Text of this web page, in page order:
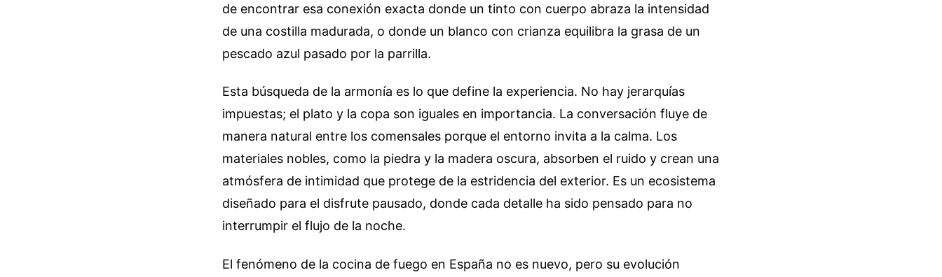
de encontrar esa conexión exacta donde un tinto con cuerpo abraza la intensidad
de una costilla madurada, o donde un blanco con crianza equilibra la grasa de un
pescado azul pasado por la parrilla.
Esta búsqueda de la armonía es lo que define la experiencia. No hay jerarquías
impuestas; el plato y la copa son iguales en importancia. La conversación fluye de
manera natural entre los comensales porque el entorno invita a la calma. Los
materiales nobles, como la piedra y la madera oscura, absorben el ruido y crean una
atmósfera de intimidad que protege de la estridencia del exterior. Es un ecosistema
diseñado para el disfrute pausado, donde cada detalle ha sido pensado para no
interrumpir el flujo de la noche.
El fenómeno de la cocina de fuego en España no es nuevo, pero su evolución